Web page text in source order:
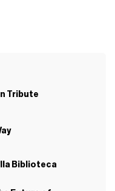
Tribute
Biblioteca